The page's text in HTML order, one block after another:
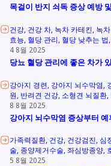
목걸이 반지 쇠독 증상 예방
건강 건강 차 녹차 카테킨 녹
효능 혈당 관리 혈당 낮추는 법
4 8월 2025
당뇨 혈당 관리에 좋은 차가
강아지 경련 강아지 뇌수막염
원 반려견 건강 소형견 뇌질환
8 8월 2025
강아지 뇌수막염 증상부터
가족력질환 건강 건강검진 심
술 종양제거수술 좌심방종양
5 8월 2025